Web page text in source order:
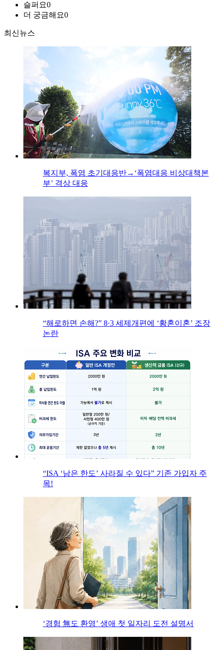
슬퍼요0
더 궁금해요0
최신뉴스
복지부, 폭염 초기대응반→‘폭염대응 비상대책본
부’ 격상 대응
“해로하면 손해?” 8·3 세제개편에 ‘황혼이혼’ 조장
논란
“ISA ‘남은 한도’ 사라질 수 있다” 기존 가입자 주
목!
‘경험 無도 환영’ 생애 첫 일자리 도전 설명서